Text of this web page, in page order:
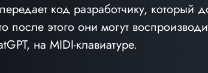
код разработчику, который
после этого они могут
на MIDI-клавиатуре.